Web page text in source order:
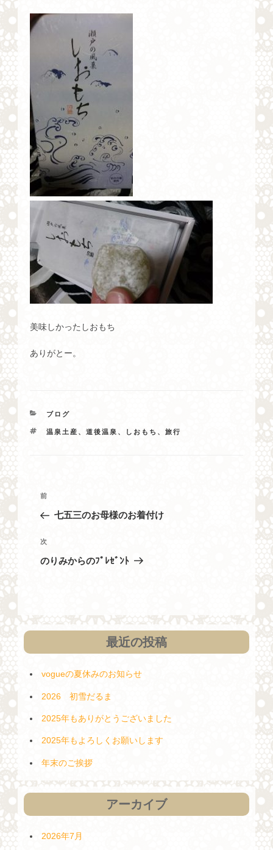
美味しかったしおもち
ありがとー。
カ
ゴ
ブログ
タ
温泉土産、道後温泉、しおもち、旅行
投
ビ
ゲ
ン
過
去
投
前
七五三のお母様のお着付け
次
の
次
のりみからのﾌﾟﾚｾﾞﾝﾄ
最近の投稿
vogueの夏休みのお知らせ
2026 初雪だるま
2025年もありがとうございました
2025年もよろしくお願いします
年末のご挨拶
アーカイブ
2026年7月